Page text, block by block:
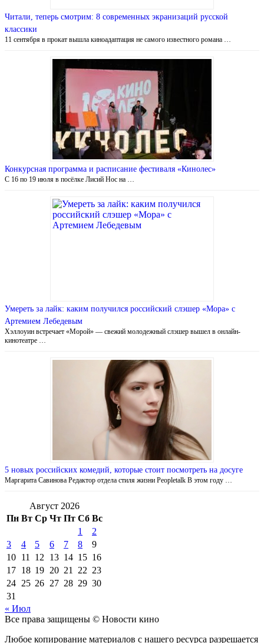
Читали, теперь смотрим: 8 современных экранизаций русской
классики
11 сентября в прокат вышла киноадаптация не самого известного романа …
Конкурсная программа и расписание фестиваля «Кинолес»
С 16 по 19 июля в посёлке Лисий Нос на …
Умереть за лайк: каким получился российский слэшер «Мора» с
Артемием Лебедевым
Хэллоуин встречает «Морой» — свежий молодежный слэшер вышел в онлайн-
кинотеатре …
5 новых российских комедий, которые стоит посмотреть на досуге
Маргарита Савинова Редактор отдела стиля жизни Peopletalk В этом году …
Август 2026
Пн Вт Ср Чт Пт Сб Вс
1
2
3
4 5 6 7 8
9
10 11 12 13 14 15 16
17 18 19 20 21 22 23
24 25 26 27 28 29 30
31
« Июл
Все права защищены © Новости кино
Любое копирование материалов с нашего ресурса разрешается